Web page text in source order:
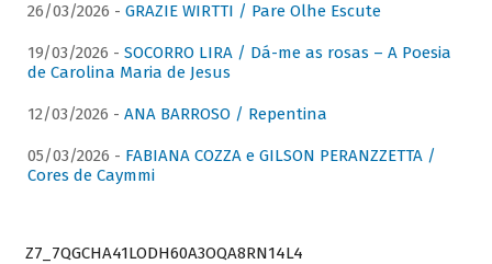
26/03/2026 - GRAZIE WIRTTI / Pare Olhe Escute
19/03/2026 - SOCORRO LIRA / Dá-me as rosas – A Poesia
de Carolina Maria de Jesus
12/03/2026 - ANA BARROSO / Repentina
05/03/2026 - FABIANA COZZA e GILSON PERANZZETTA /
Cores de Caymmi
Z7_7QGCHA41LODH60A3OQA8RN14L4